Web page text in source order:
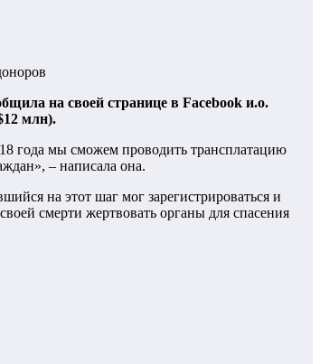
на своей странице в Facebook и.о.
млн).
года мы сможем проводить трансплатацию
– написала она.
на этот шаг мог зарегистрироваться и
смерти жертвовать органы для спасения